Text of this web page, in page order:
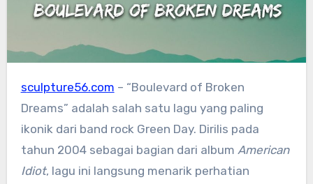
sculpture56.com – “Boulevard of Broken
Dreams” adalah salah satu lagu yang paling
ikonik dari band rock Green Day. Dirilis pada
tahun 2004 sebagai bagian dari album American
Idiot, lagu ini langsung menarik perhatian